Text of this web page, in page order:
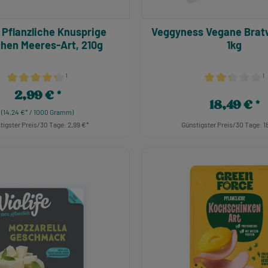
Durchschnittliche Bewertung von 4.36 von 5 Sternen
¹
Meeres-Art, 210g
(14,24 €* / 1000 Gramm)
Regulärer Preis:
2,99 €
Preis/30 Tage: 2,99 €
¹
Veggyness Vegane Bratwurst, BIO,
1kg
Regulärer Preis:
18,49 €
Günstigster Preis/30 Tage: